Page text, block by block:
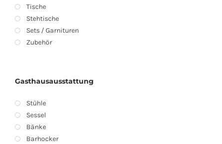
Tische
Stehtische
Sets / Garnituren
Zubehör
Gasthausausstattung
Stühle
Sessel
Bänke
Barhocker